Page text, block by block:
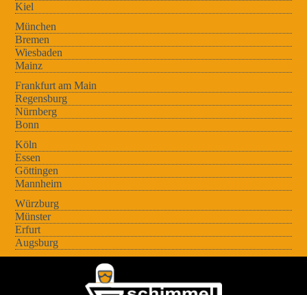
Kiel
München
Bremen
Wiesbaden
Mainz
Frankfurt am Main
Regensburg
Nürnberg
Bonn
Köln
Essen
Göttingen
Mannheim
Würzburg
Münster
Erfurt
Augsburg